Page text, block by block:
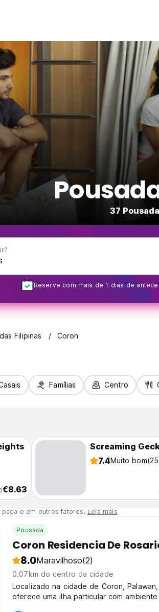
37
Reserve com mais de 1 dias de
Filipinas Coron
Famílias Centro
€8.63
Screaming
7.4Muito bom
e em outros fatores. Leia mais
Pousada
Coron Residencia De
8.0Maravilhoso(2)
0.07km do centro da cidade
Localizado na cidade de Coron,
oferece uma ilha particular com